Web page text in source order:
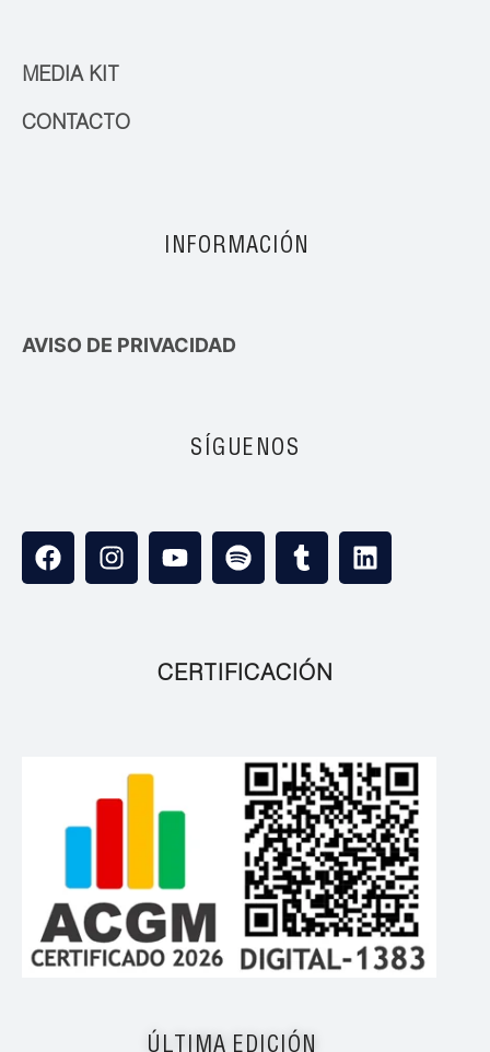
MEDIA KIT
CONTACTO
INFORMACIÓN
AVISO DE PRIVACIDAD
SÍGUENOS
CERTIFICACIÓN
ÚLTIMA EDICIÓN